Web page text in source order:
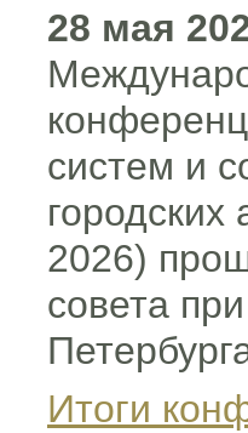
28 мая
систем и
2026)
совета
Итоги